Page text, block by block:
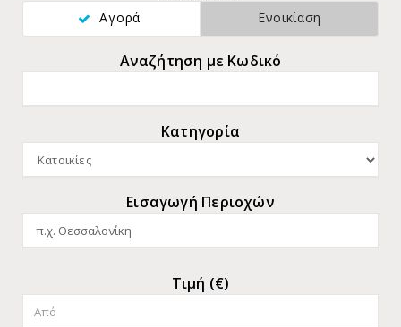
Αγορά Ενοικίαση
Αναζήτηση με Κωδικό
Κατηγορία
Εισαγωγή Περιοχών
Τιμή (€)